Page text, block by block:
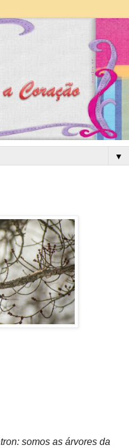
▼
somos as árvores da